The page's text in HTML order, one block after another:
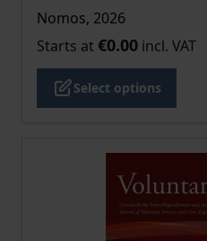
Nomos, 2026
Starts at €0.00 incl. VAT
Select options